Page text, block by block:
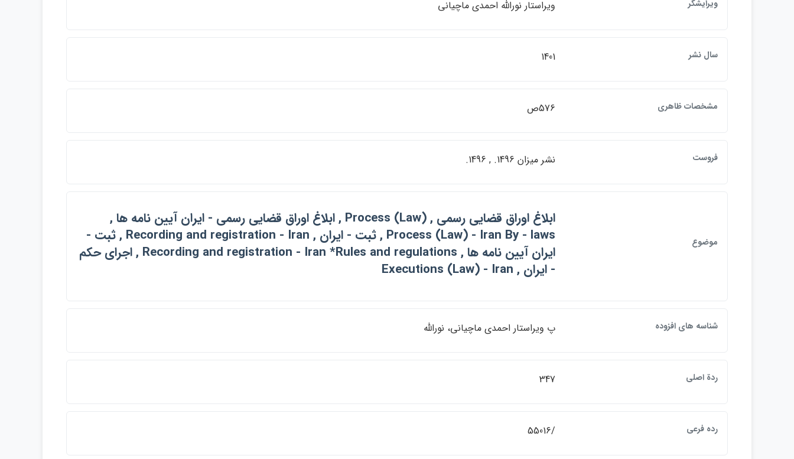
ويرايشگر ويراستار نورالله احمدي ماچياني
سال نشر 1401
مشخصات ظاهري 576ص
فروست نشر ميزان 1496. , 1496.
موضوع
ابلاغ اوراق قضايي رسمي , Process (Law) , ابلاغ اوراق قضايي رسمي - ايران آيين نامه ها ,
Process (Law) - Iran By - laws , ثبت - ايران , Recording and registration - Iran , ثبت -
ايران آيين نامه ها , Recording and registration - Iran *Rules and regulations , اجراي حكم
- ايران , Executions (Law) - Iran
شناسه هاي افزوده پ ويراستار احمدي ماچياني، نورالله
ردة اصلي 347
رده فرعي /55016